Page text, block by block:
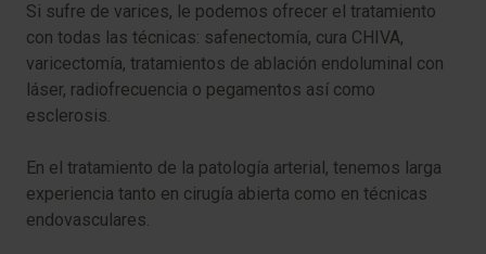
Si sufre de varices, le podemos ofrecer el tratamiento
con todas las técnicas: safenectomía, cura CHIVA,
varicectomía, tratamientos de ablación endoluminal con
láser, radiofrecuencia o pegamentos así como
esclerosis.
En el tratamiento de la patología arterial, tenemos larga
experiencia tanto en cirugía abierta como en técnicas
endovasculares.